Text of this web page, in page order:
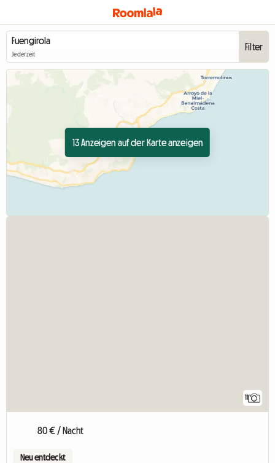
Jederzeit
Filter
13 Anzeigen auf der Karte anzeigen
11
80 € / Nacht
Neu entdeckt